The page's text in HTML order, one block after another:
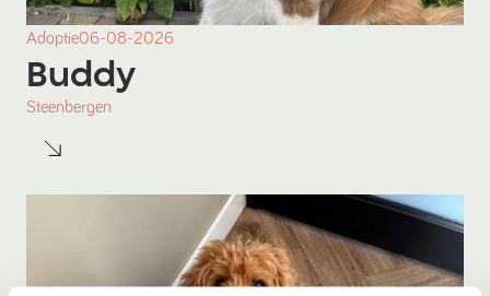
Adoptie06-08-2026
Buddy
Steenbergen